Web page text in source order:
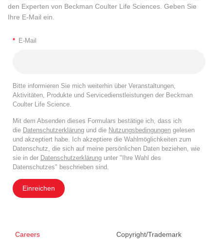
den Experten von Beckman Coulter Life Sciences. Geben Sie
Ihre E-Mail ein.
* E-Mail
Bitte informieren Sie mich weiterhin über Veranstaltungen,
Aktivitäten, Produkte und Servicedienstleistungen der Beckman
Coulter Life Science.
Mit dem Absenden dieses Formulars bestätige ich, dass ich
die Datenschutzerklärung und die Nutzungsbedingungen gelesen
und akzeptiert habe. Ich akzeptiere die Wahlmöglichkeiten zum
Datenschutz, die sich auf meine persönlichen Daten beziehen, wie
sie in der Datenschutzerklärung unter "Ihre Wahl des
Datenschutzes" beschrieben sind.
Einreichen
Careers Copyright/Trademark